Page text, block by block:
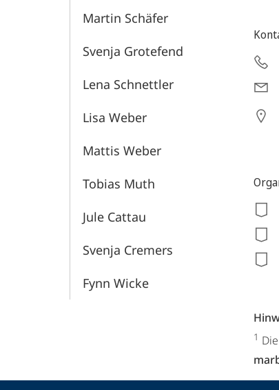
Martin Schäfer
Svenja Grotefend
Lena Schnettler
Lisa Weber
Mattis Weber
Tobias Muth
Jule Cattau
Svenja Cremers
Fynn Wicke
1